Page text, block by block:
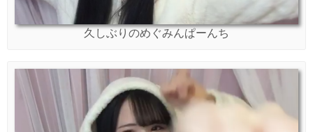
久しぶりのめぐみんぱーんち